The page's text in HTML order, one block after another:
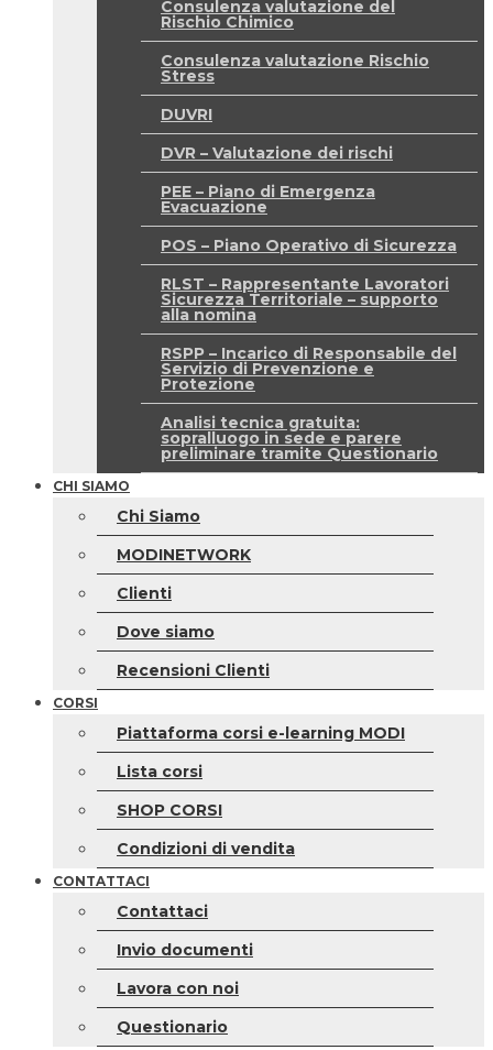
Consulenza valutazione del
Rischio Chimico
Consulenza valutazione Rischio
Stress
DUVRI
DVR – Valutazione dei rischi
PEE – Piano di Emergenza
Evacuazione
POS – Piano Operativo di Sicurezza
RLST – Rappresentante Lavoratori
Sicurezza Territoriale – supporto
alla nomina
RSPP – Incarico di Responsabile del
Servizio di Prevenzione e
Protezione
Analisi tecnica gratuita:
sopralluogo in sede e parere
preliminare tramite Questionario
CHI SIAMO
Chi Siamo
MODINETWORK
Clienti
Dove siamo
Recensioni Clienti
CORSI
Piattaforma corsi e-learning MODI
Lista corsi
SHOP CORSI
Condizioni di vendita
CONTATTACI
Contattaci
Invio documenti
Lavora con noi
Questionario